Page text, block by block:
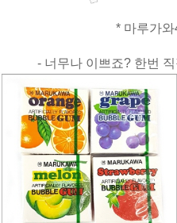
* 마루가
- 너무나 이쁘죠? 한번